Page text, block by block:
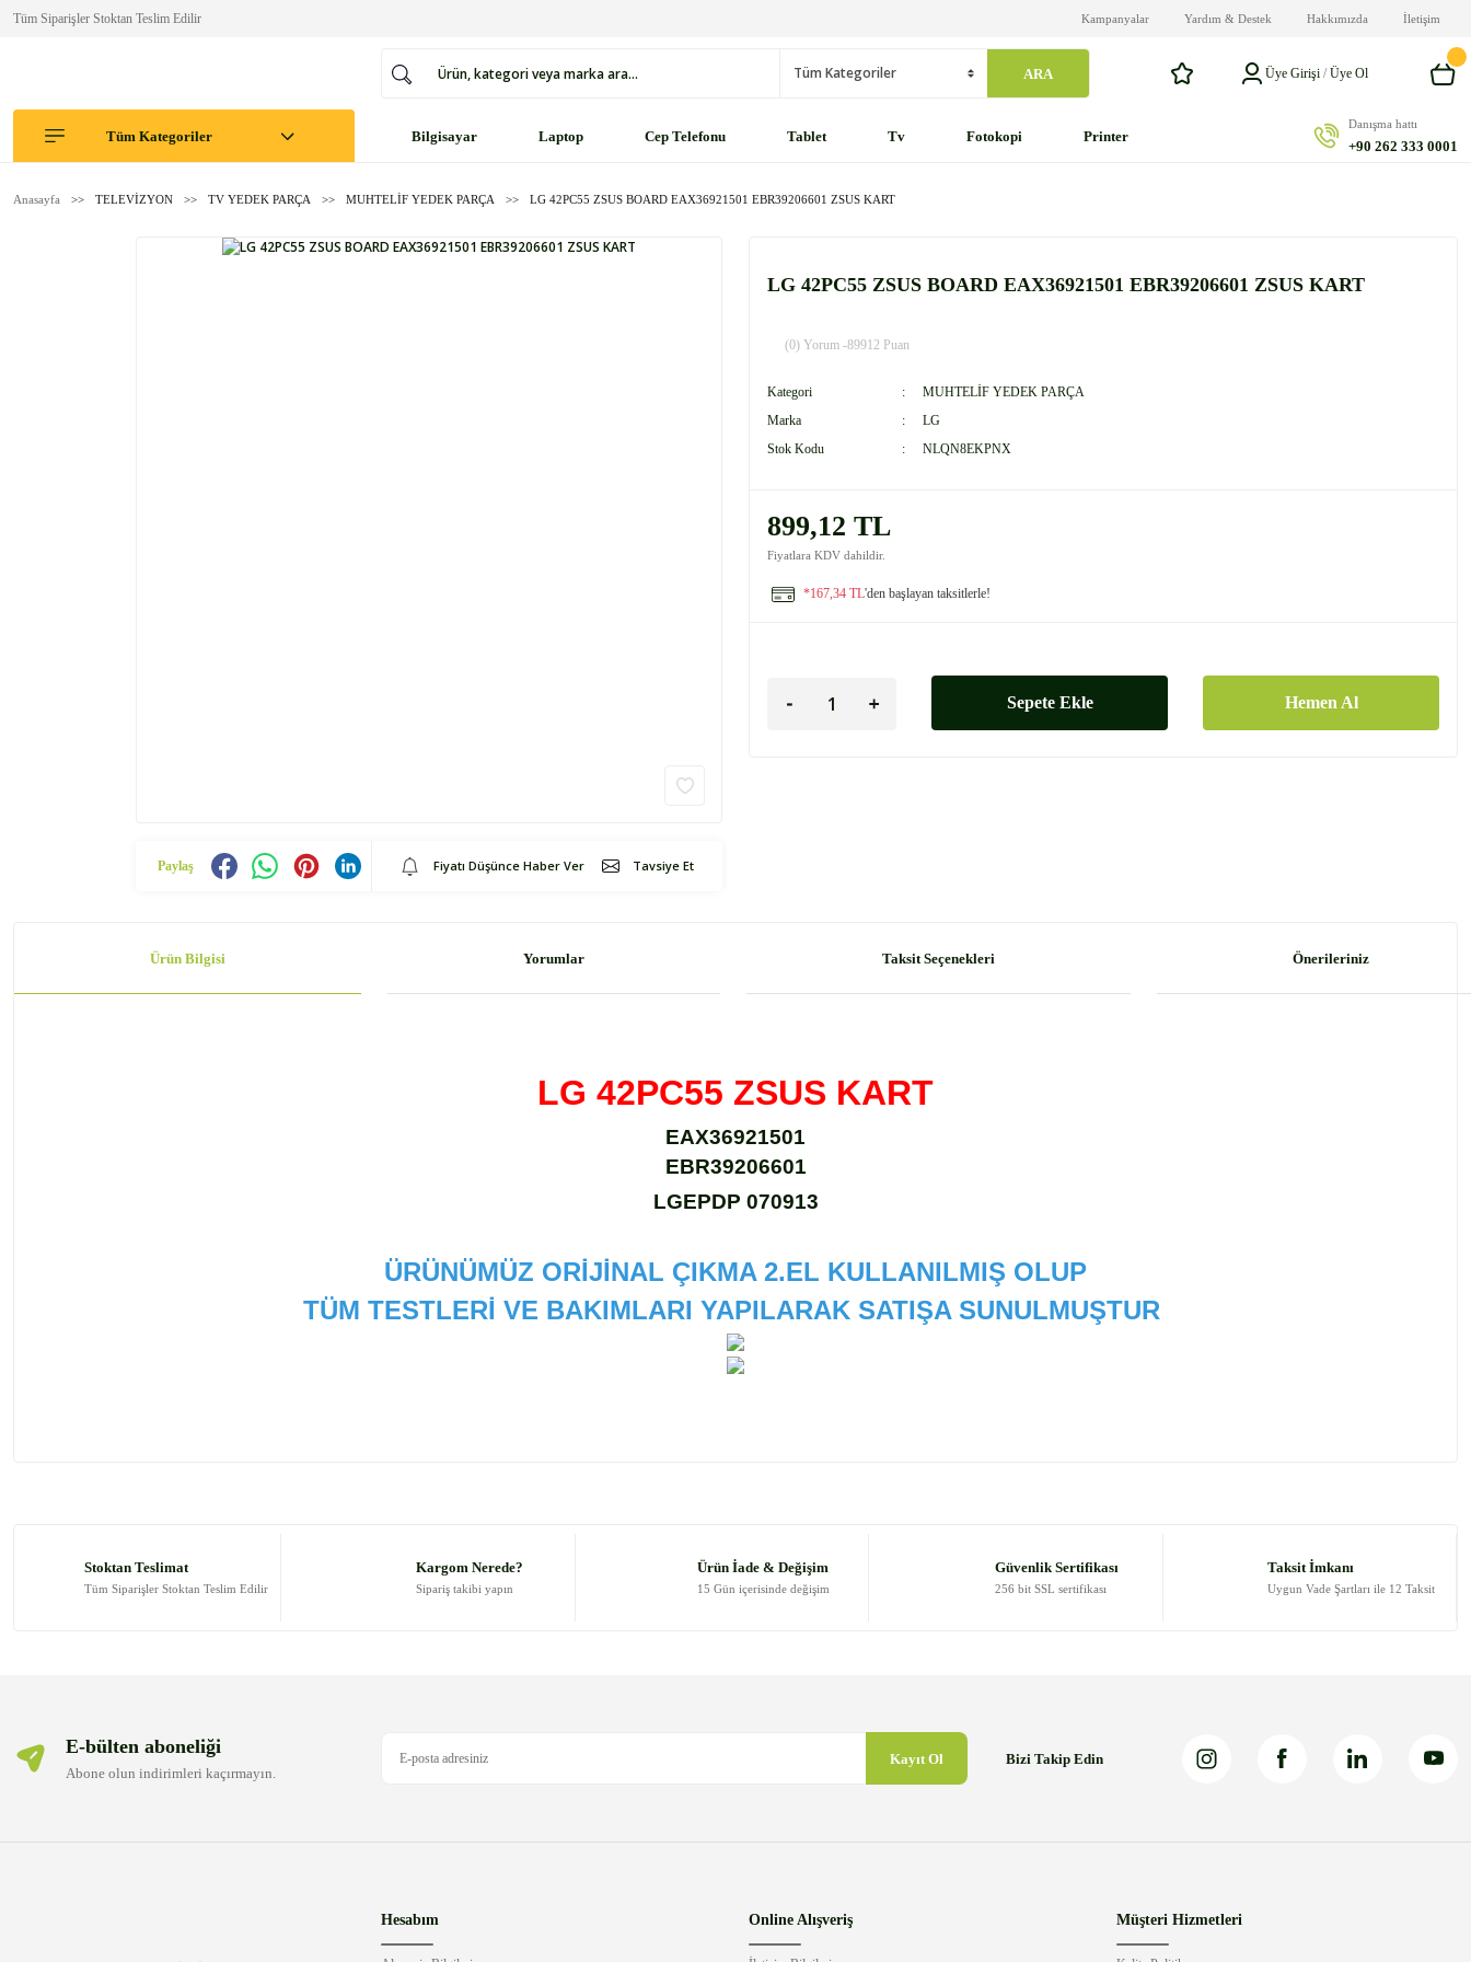
Tüm Siparişler Stoktan Teslim Edilir Kampanyalar Yardım & Destek Hakkımızda İletişim
ARA Üye Girişi /Üye Ol
Tüm Kategoriler Bilgisayar Laptop Cep Telefonu Tablet Tv Fotokopi Printer
Danışma hattı
+90 262 333 0001
Anasayfa TELEVİZYON TV YEDEK PARÇA MUHTELİF YEDEK PARÇA LG 42PC55 ZSUS BOARD EAX36921501 EBR39206601 ZSUS KART
Paylaş Fiyatı Düşünce Haber Ver Tavsiye Et
LG 42PC55 ZSUS BOARD EAX36921501 EBR39206601 ZSUS KART
(0) Yorum -89912 Puan
Kategori
MUHTELİF YEDEK PARÇA
Marka
LG
Stok Kodu
NLQN8EKPNX
899,12 TL
Fiyatlara KDV dahildir.
*167,34 TL'den başlayan taksitlerle!
Sepete Ekle Hemen Al
Ürün Bilgisi Yorumlar Taksit Seçenekleri Önerileriniz
LG 42PC55 ZSUS KART
EAX36921501
EBR39206601
LGEPDP 070913
ÜRÜNÜMÜZ ORİJİNAL ÇIKMA 2.EL KULLANILMIŞ OLUP
TÜM TESTLERİ VE BAKIMLARI YAPILARAK SATIŞA SUNULMUŞTUR
Ürün bilgilerinde hatalar bulunuyor.
Stoktan Teslimat
Tüm Siparişler Stoktan Teslim Edilir
Kargom Nerede?
Sipariş takibi yapın
Ürün İade & Değişim
15 Gün içerisinde değişim
Güvenlik Sertifikası
256 bit SSL sertifikası
Taksit İmkanı
Uygun Vade Şartları ile 12 Taksit
E-bülten aboneliği
Abone olun indirimleri kaçırmayın.
Kayıt Ol Bizi Takip Edin
Hesabım Online Alışveriş Müşteri Hizmetleri